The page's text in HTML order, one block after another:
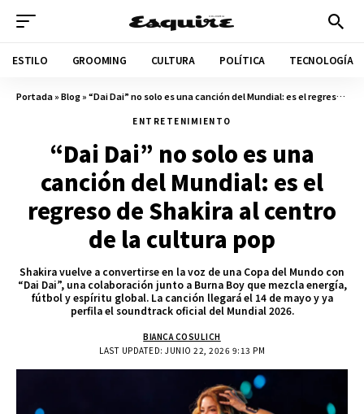
ESTILO GROOMING CULTURA POLÍTICA TECNOLOGÍA
Portada»Blog»“Dai Dai” no solo es una canción del Mundial: es el regreso de Shakira al centro de la cultura pop
ENTRETENIMIENTO
“Dai Dai” no solo es una
canción del Mundial: es el
regreso de Shakira al centro
de la cultura pop
Shakira vuelve a convertirse en la voz de una Copa del Mundo con
“Dai Dai”, una colaboración junto a Burna Boy que mezcla energía,
fútbol y espíritu global. La canción llegará el 14 de mayo y ya
perfila el soundtrack oficial del Mundial 2026.
LAST UPDATED: JUNIO 22, 2026 9:13 PM
BIANCA COSULICH